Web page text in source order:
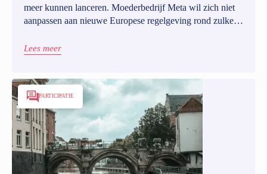
meer kunnen lanceren. Moederbedrijf Meta wil zich niet
aanpassen aan nieuwe Europese regelgeving rond zulke
niet alleen verkiezingscampagnes en politieke partijen,
Lees meer
PARTICIPATIE